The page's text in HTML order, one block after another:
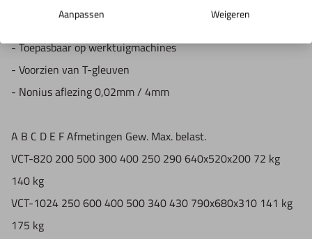
Productomschrijving
- Toepasbaar op werktuigmachines
- Voorzien van T-gleuven
- Nonius aflezing 0,02mm / 4mm
A B C D E FAfmetingen Gew. Max. belast.
VCT-820 200 500 300400 250 290640x520x200 72 kg
140 kg
VCT-1024 250600400 500 340430 790x680x310 141 kg
175 kg
Aanpassen
Weigeren